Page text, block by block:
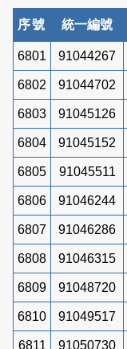
序號 統一編號
6801 91044267
6802 91044702
6803 91045126
6804 91045152
6805 91045511
6806 91046244
6807 91046286
6808 91046315
6809 91048720
6810 91049517
6811 91050730